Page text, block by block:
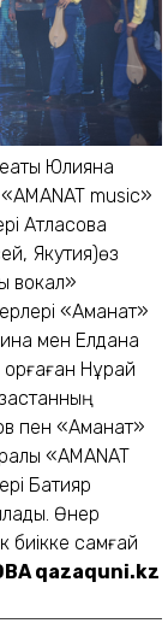
Юлияна
music»
Атласова
Якутия)өз
вокал»
«Аманат»
мен Елдана
Нұрай
пен «Аманат»
«AMANAT
Бақтияр
Өнер
биікке самғай
qazaquni.kz